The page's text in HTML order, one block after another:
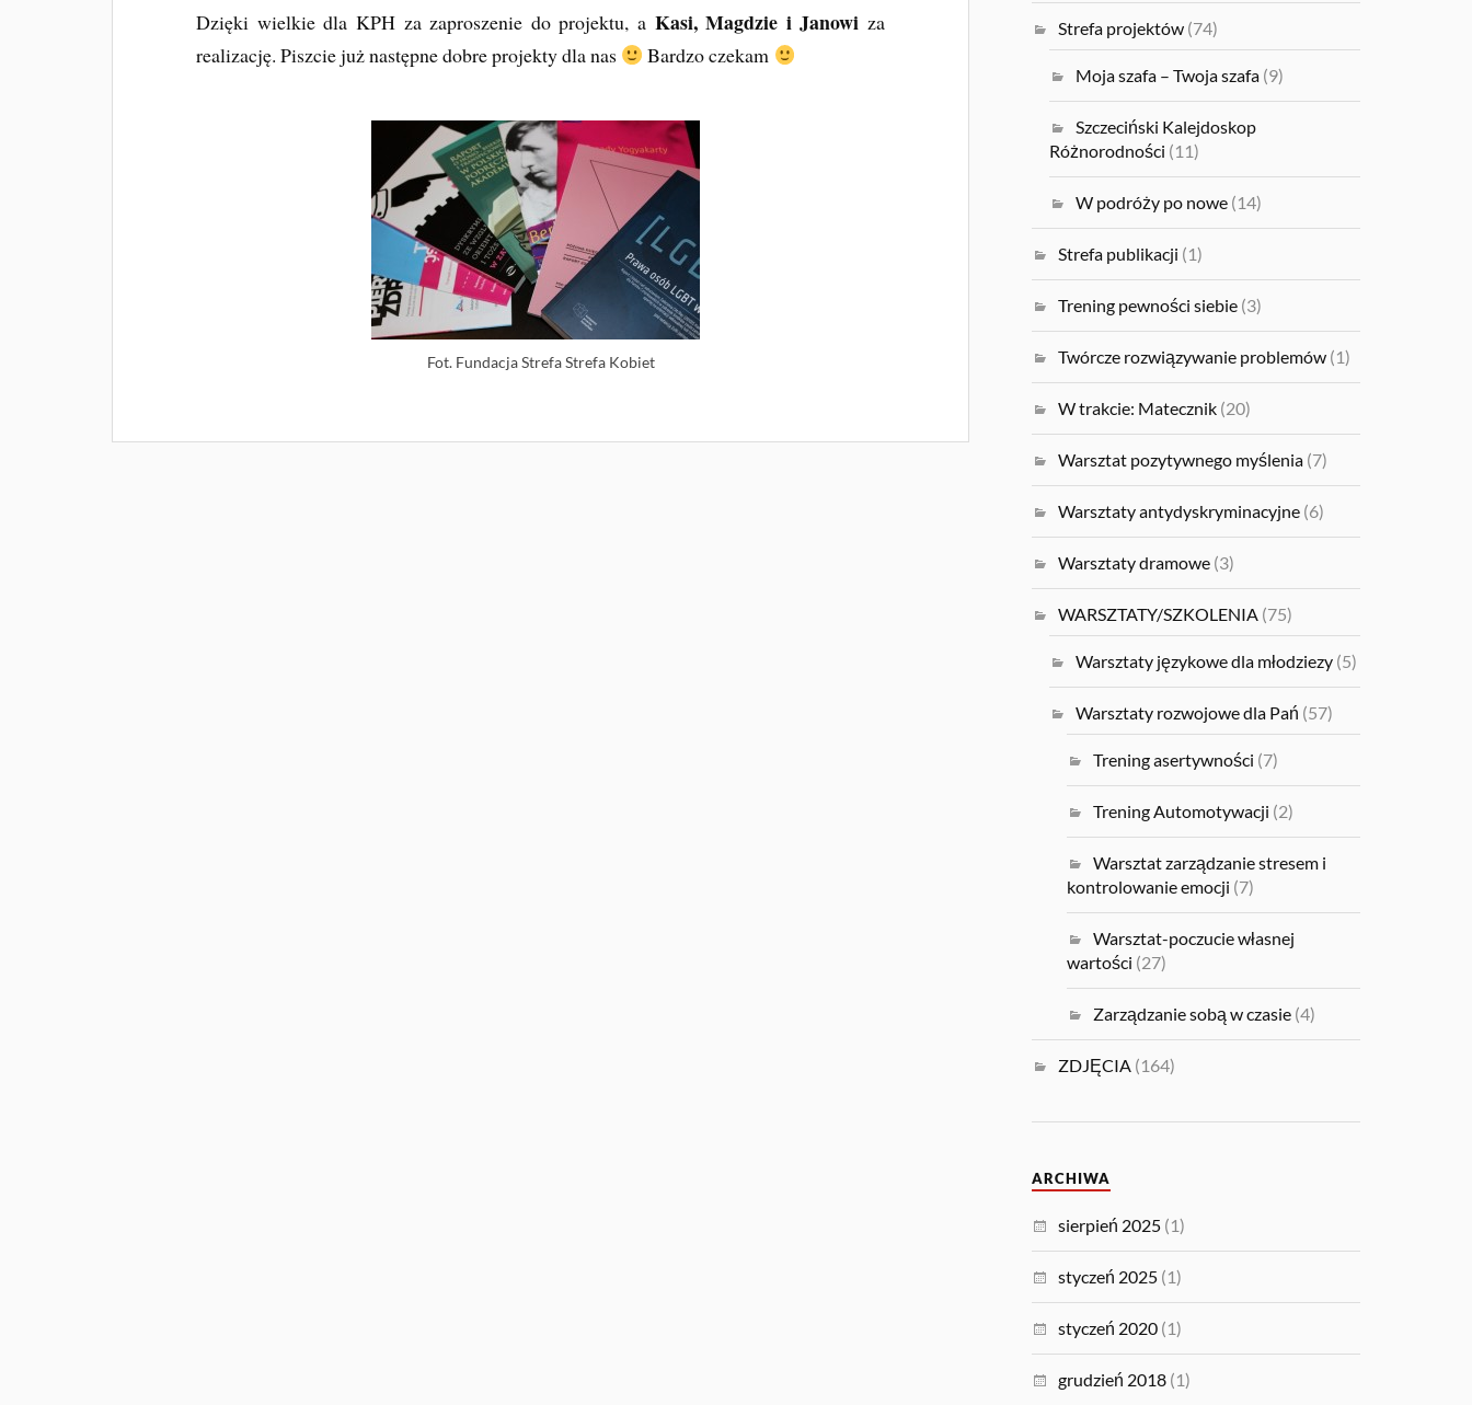
Dzięki wielkie dla KPH za zaproszenie do projektu, a Kasi, Magdzie i Janowi za
realizację. Piszcie już następne dobre projekty dla nas
Bardzo czekam
Fot. Fundacja Strefa Strefa Kobiet
Strefa projektów (74)
Moja szafa – Twoja szafa (9)
Szczeciński Kalejdoskop
Różnorodności (11)
W podróży po nowe (14)
Strefa publikacji (1)
Trening pewności siebie (3)
Twórcze rozwiązywanie problemów (1)
W trakcie: Matecznik (20)
Warsztat pozytywnego myślenia (7)
Warsztaty antydyskryminacyjne (6)
Warsztaty dramowe (3)
WARSZTATY/SZKOLENIA (75)
Warsztaty językowe dla młodziezy (5)
Warsztaty rozwojowe dla Pań (57)
Trening asertywności (7)
Trening Automotywacji (2)
Warsztat zarządzanie stresem i
kontrolowanie emocji (7)
Warsztat-poczucie własnej
wartości (27)
Zarządzanie sobą w czasie (4)
ZDJĘCIA (164)
ARCHIWA
sierpień 2025 (1)
styczeń 2025 (1)
styczeń 2020 (1)
grudzień 2018 (1)